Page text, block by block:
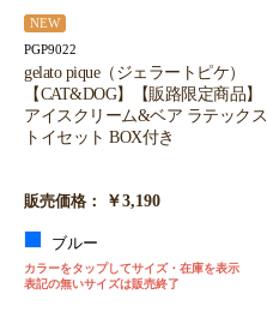
NEW
PGP9022
gelato pique（ジェラートピケ）
【CAT&DOG】【販路限定商品】
アイスクリーム&ベア ラテックス
トイセット BOX付き
販売価格： ￥3,190
ブルー
カラーをタップしてサイズ・在庫を表示
表記の無いサイズは販売終了